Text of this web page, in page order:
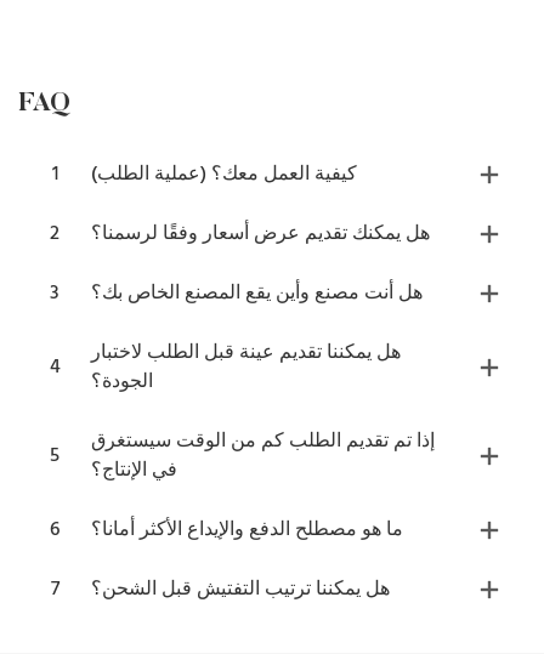
FAQ
1
كيفية العمل معك؟ (عملية الطلب)
2
هل يمكنك تقديم عرض أسعار وفقًا لرسمنا؟
3
هل أنت مصنع وأين يقع المصنع الخاص بك؟
4
هل يمكننا تقديم عينة قبل الطلب لاختبار
الجودة؟
5
إذا تم تقديم الطلب كم من الوقت سيستغرق
في الإنتاج؟
6
ما هو مصطلح الدفع والإيداع الأكثر أمانا؟
7
هل يمكننا ترتيب التفتيش قبل الشحن؟